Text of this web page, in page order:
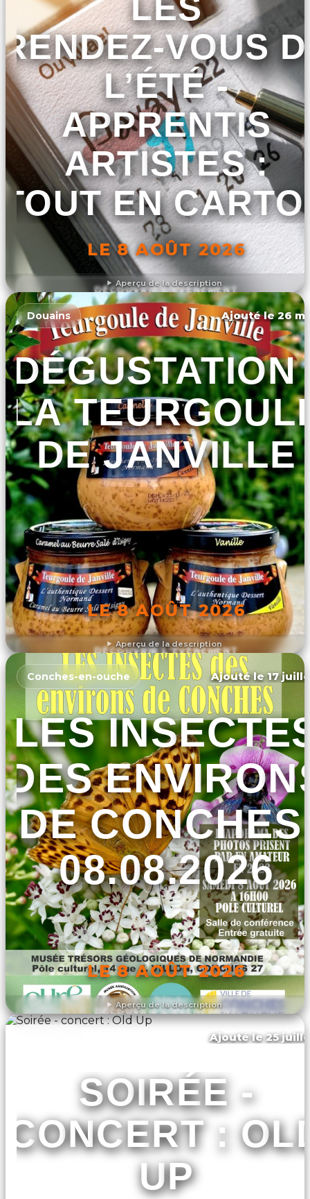
Aperçu de la description
RENDEZ-VOUS
L’ÉTÉ -
APPRENTIS
ARTISTES :
TOUT EN
LE 8 AOÛT 2026
DÉCOUVRIR L'ÉVÉNEMENT
Aperçu de la description
Douains Ajouté le 26
DÉGUSTATION
LA
DE JANVILLE
LE 8 AOÛT 2026
DÉCOUVRIR L'ÉVÉNEMENT
Aperçu de la description
Conches-en-ouche Ajouté le 17
LES
DES
DE
08.08.2026
LE 8 AOÛT 2026
DÉCOUVRIR L'ÉVÉNEMENT
Ajouté le 25
SOIRÉE -
CONCERT :
UP